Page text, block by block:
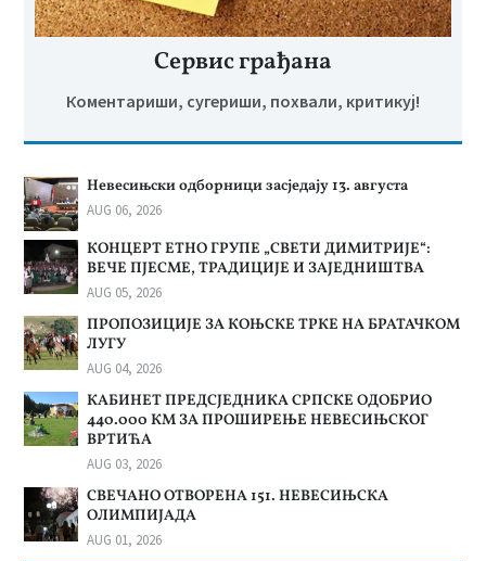
Сервис грађана
Коментариши, сугериши, похвали, критикуј!
Невесињски одборници засједају 13. августа
AUG 06, 2026
КОНЦЕРТ ЕТНО ГРУПЕ „СВЕТИ ДИМИТРИЈЕ“:
ВЕЧЕ ПЈЕСМЕ, ТРАДИЦИЈЕ И ЗАЈЕДНИШТВА
AUG 05, 2026
ПРОПОЗИЦИЈЕ ЗА КОЊСКЕ ТРКЕ НА БРАТАЧКОМ
ЛУГУ
AUG 04, 2026
КАБИНЕТ ПРЕДСЈЕДНИКА СРПСКЕ ОДОБРИО
440.000 КМ ЗА ПРОШИРЕЊЕ НЕВЕСИЊСКОГ
ВРТИЋА
AUG 03, 2026
СВЕЧАНО ОТВОРЕНА 151. НЕВЕСИЊСКА
ОЛИМПИЈАДА
AUG 01, 2026